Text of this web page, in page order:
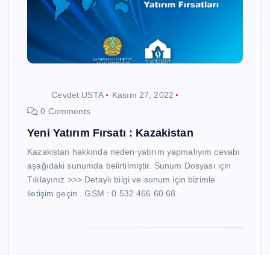
Cevdet USTA
Kasım 27, 2022
0 Comments
Yeni Yatırım Fırsatı : Kazakistan
Kazakistan hakkında neden yatırım yapmalıyım cevabı
aşağıdaki sunumda belirtilmiştir. Sunum Dosyası için
Tıklayınız >>> Detaylı bilgi ve sunum için bizimle
iletişim geçin . GSM : 0 532 466 60 68